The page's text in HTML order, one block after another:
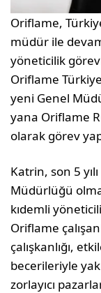
Oriflame,
müdür ile
yöneticilik
Oriflame
yeni Genel
yana Oriflame
olarak görev
Katrin, son 5
Müdürlüğü
kıdemli
Oriflame
çalışkanlığı,
becerileriyle
zorlayıcı